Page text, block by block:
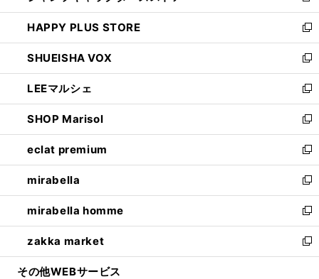
ン
ド
ウ
で
開
く
ウ
ィ
ン
ド
ウ
で
開
く
し
い
ウ
ィ
ン
ド
ウ
で
開
く
HAPPY PLUS STORE
新
し
い
ウ
ィ
ン
ド
ウ
で
開
く
SHUEISHA VOX
新
し
い
ウ
ィ
ン
ド
ウ
で
開
く
LEEマルシェ
新
し
い
ウ
ィ
ン
ド
ウ
で
開
く
SHOP Marisol
新
し
い
ウ
ィ
ン
ド
ウ
で
開
eclat premium
新
し
い
ウ
ィ
ン
ド
ウ
mirabella
新
し
い
ウ
ィ
ン
mirabella homme
新
し
い
ウ
zakka market
新
し
その他WEBサービス